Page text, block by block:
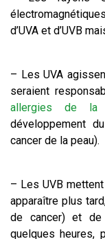
d’UVA et d’UVB
– Les UVA
seraient
allergies de la
développement du
cancer de la peau).
– Les UVB
apparaître plus
de cancer) et de
quelques heures,